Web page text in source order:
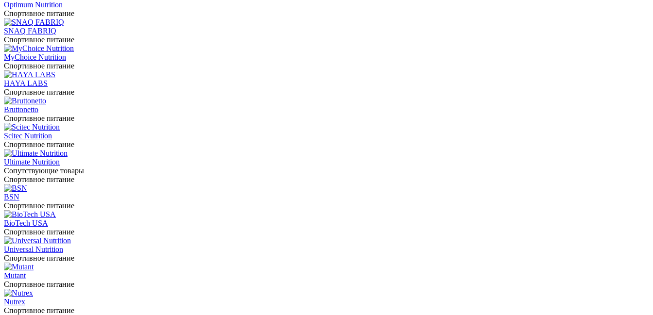
Optimum Nutrition
Спортивное питание
SNAQ FABRIQ
Спортивное питание
MyChoice Nutrition
Спортивное питание
HAYA LABS
Спортивное питание
Bruttonetto
Спортивное питание
Scitec Nutrition
Спортивное питание
Ultimate Nutrition
Сопутствующие товары
Спортивное питание
BSN
Спортивное питание
BioTech USA
Спортивное питание
Universal Nutrition
Спортивное питание
Mutant
Спортивное питание
Nutrex
Спортивное питание